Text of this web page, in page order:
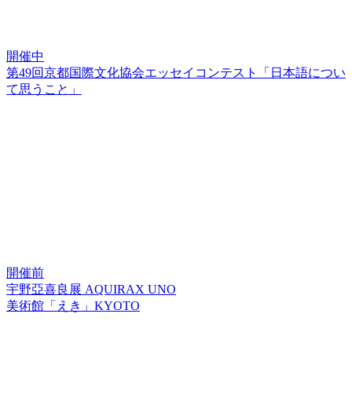
開催中
第49回京都国際文化協会エッセイコンテスト「日本語につい
て思うこと」
開催前
宇野亞喜良展 AQUIRAX UNO
美術館「えき」KYOTO